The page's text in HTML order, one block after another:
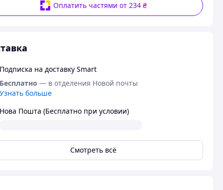
Оплатить частями от 234 ₴
Подписка на доставку Smart
Бесплатно — в отделения Новой почты
Узнать больше
Нова Пошта (Бесплатно при условии)
Смотреть всё